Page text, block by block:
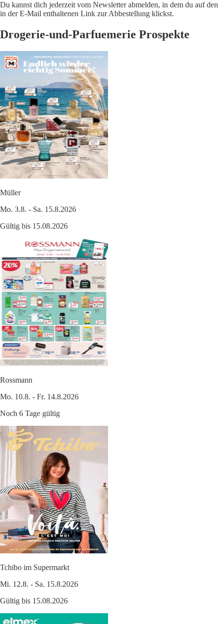
Du kannst dich jederzeit vom Newsletter abmelden, in dem du auf den
in der E-Mail enthaltenen Link zur Abbestellung klickst.
Drogerie-und-Parfuemerie Prospekte
Müller
Mo. 3.8. - Sa. 15.8.2026
Gültig bis 15.08.2026
Rossmann
Mo. 10.8. - Fr. 14.8.2026
Noch 6 Tage gültig
Tchibo im Supermarkt
Mi. 12.8. - Sa. 15.8.2026
Gültig bis 15.08.2026